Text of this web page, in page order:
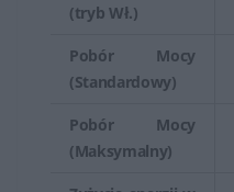
(tryb Wł.)
Pobór Mocy
(Standardowy)
Pobór Mocy
(Maksymalny)